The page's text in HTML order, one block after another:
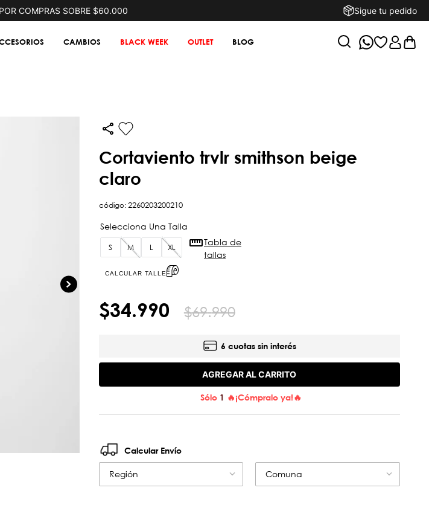
COMPRAS SOBRE $60.000 Sigue tu pedido
CAMBIOS BLACK WEEK OUTLET BLOG
cortaviento trvlr smithson beige
claro
código:2260203200210
S M L XL
CALCULAR TALLE
Tabla de
tallas
$34.990 $69.990
6 cuotas sin interés
AGREGAR AL CARRITO
Sólo 1 🔥¡Cómpralo ya!🔥
Calcular Envío
Región Comuna